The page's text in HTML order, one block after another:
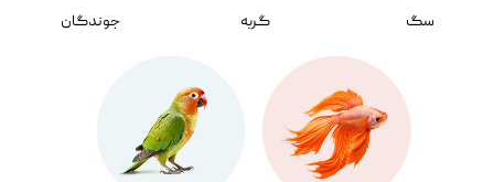
سگ گربه جوندگان